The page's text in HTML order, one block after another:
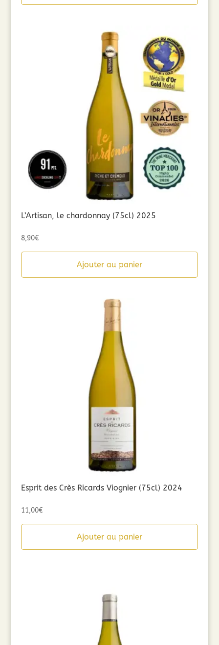
L’Artisan, le chardonnay (75cl) 2025
8,90€
Ajouter au panier
Esprit des Crès Ricards Viognier (75cl) 2024
11,00€
Ajouter au panier